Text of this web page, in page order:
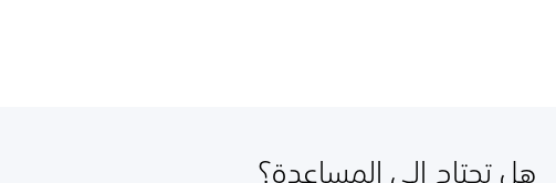
هل تحتاج إلى المساعدة؟